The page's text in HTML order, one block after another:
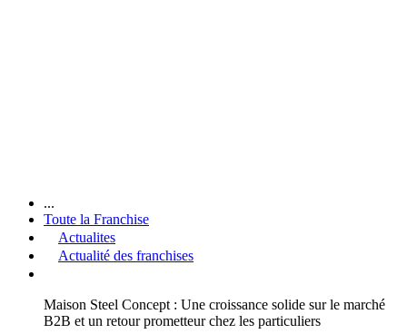
...
Toute la Franchise
Actualites
Actualité des franchises
Maison Steel Concept : Une croissance solide sur le marché
B2B et un retour prometteur chez les particuliers